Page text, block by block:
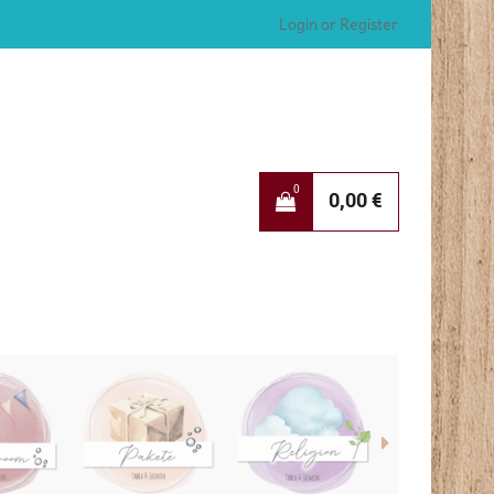
Login or Register
0 0,00€